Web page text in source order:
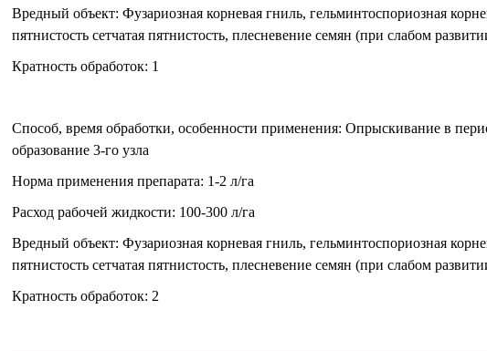
Вредный объект: Фузариозная корневая гниль, гельминтоспориозная
пятнистость сетчатая пятнистость, плесневение семян (при слабом
Кратность обработок: 1
Способ, время обработки, особенности применения: Опрыскивание в
образование 3-го узла
Норма применения препарата: 1-2 л/га
Расход рабочей жидкости: 100-300 л/га
Вредный объект: Фузариозная корневая гниль, гельминтоспориозная
пятнистость сетчатая пятнистость, плесневение семян (при слабом
Кратность обработок: 2